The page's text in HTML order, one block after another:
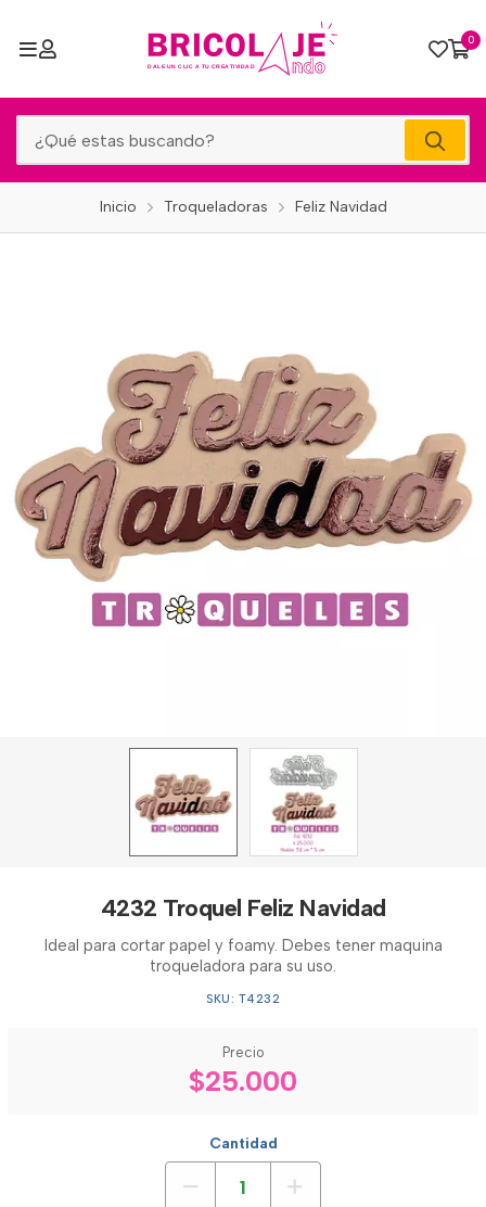
0
Inicio Troqueladoras Feliz Navidad
4232 Troquel Feliz Navidad
Ideal para cortar papel y foamy. Debes tener maquina
troqueladora para su uso.
SKU: T4232
Precio
$25.000
Cantidad